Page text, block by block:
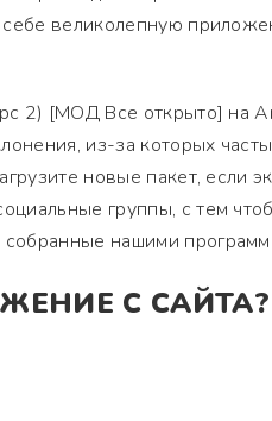
великолепную
2) [МОД Все открыто] на
из-за которых
новые пакет, если
группы, с тем
нашими
С САЙТА?